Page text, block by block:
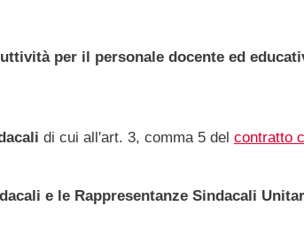
per il personale docente ed
di cui all'art. 3, comma 5 del contratto
e le Rappresentanze Sindacali